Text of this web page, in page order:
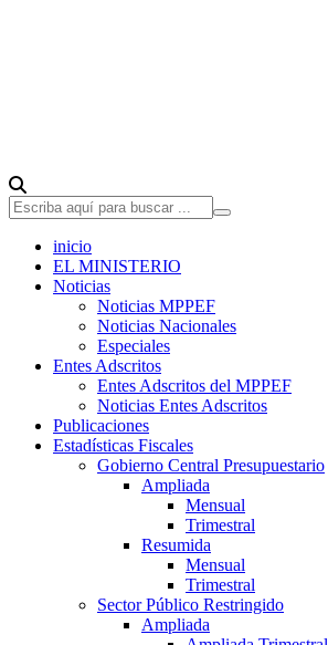
inicio
EL MINISTERIO
Noticias
Noticias MPPEF
Noticias Nacionales
Especiales
Entes Adscritos
Entes Adscritos del MPPEF
Noticias Entes Adscritos
Publicaciones
Estadísticas Fiscales
Gobierno Central Presupuestario
Ampliada
Mensual
Trimestral
Resumida
Mensual
Trimestral
Sector Público Restringido
Ampliada